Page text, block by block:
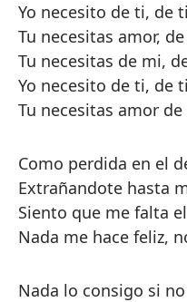
Yo necesito de ti, de ti
Tu necesitas amor,
Tu necesitas de mi,
Yo necesito de ti, de ti
Tu necesitas amor
Como perdida en el
Extrañandote hasta
Siento que me falta
Nada me hace feliz,
Nada lo consigo si